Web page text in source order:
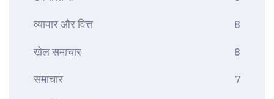
व्यापार और वित्त 8
खेल समाचार 8
समाचार 7